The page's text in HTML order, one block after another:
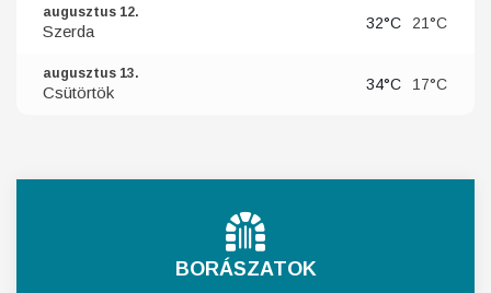
augusztus 12.
Szerda 32°C 21°C
augusztus 13.
Csütörtök 34°C 17°C
BORÁSZATOK